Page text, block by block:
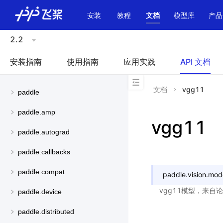
安装
教程 文档 模型库 产
2.2
安装指南 使用指南 应用实践 API 文档
paddle
paddle.amp
paddle.autograd
paddle.callbacks
paddle.compat
paddle.device
paddle.distributed
文档 vgg11
vgg11
vgg11模型，来自